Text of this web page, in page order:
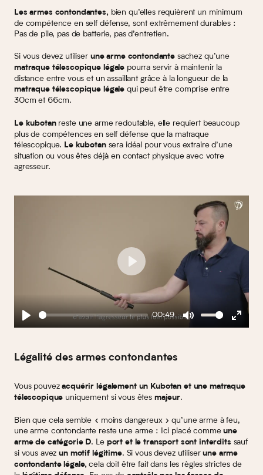
Les armes contondantes, bien qu’elles requièrent un minimum
de compétence en self défense, sont extrêmement durables :
Pas de pile, pas de batterie, pas d’entretien.
Si vous devez utiliser une arme contondantesachez qu’une
matraque télescopique légale pourra servir à maintenir la
distance entre vous et un assaillant grâce à la longueur de la
matraque télescopique légale qui peut être comprise entre
30cm et 66cm.
Le kubotanreste une arme redoutable, elle requiert beaucoup
plus de compétences en self défense que la matraque
télescopique. Le kubotansera idéal pour vous extraire d’une
situation ou vous êtes déjà en contact physique avec votre
agresseur.
00:49
Play
Légalité des armes contondantes
Vous pouvezacquérir légalement un Kubotan et une matraque
télescopique uniquement si vous êtes majeur.
Bien que cela semble « moins dangereux » qu’une arme à feu,
une arme contondante reste une arme : Ici placé commeune
arme de catégorie D. Le port et le transport sont interdits sauf
si vous avezun motif légitime. Si vous devez utiliserune arme
contondante légale, cela doit être fait dans les règles strictes de